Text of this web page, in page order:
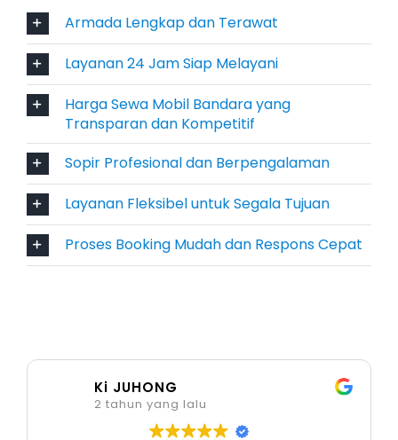
efisien dan fleksibel. Dapat disewa lepas kunci
maupun dengan sopir, tersedia untuk sistem
harian hingga bulanan dengan proses booking
mobil di bandara yang cepat.
6. Toyota Fortuner
Bagi Anda yang menginginkan performa tinggi
dan tampilan gagah, Toyota Fortuner hadir
dengan mesin bertenaga serta desain yang
elegan. Mobil ini sangat cocok untuk
perjalanan dinas atau medan menantang di
kami dalam kategori rental mobil mewah di
Bandara Samarinda.
Armada Lengkap dan Terawat
Layanan 24 Jam Siap Melayani
Harga Sewa Mobil Bandara yang
Transparan dan Kompetitif
Sopir Profesional dan Berpengalaman
Layanan Fleksibel untuk Segala Tujuan
Proses Booking Mudah dan Respons Cepat
Ki JUHONG
2 tahun yang lalu